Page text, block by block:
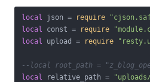
local json = require
local const = require
local upload = require
--local root_path =
local relative_path =